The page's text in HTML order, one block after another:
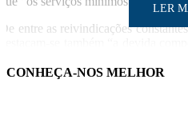
De entre as reivindicações
resultam do processo de
LER
CONHEÇA-NOS MELHOR